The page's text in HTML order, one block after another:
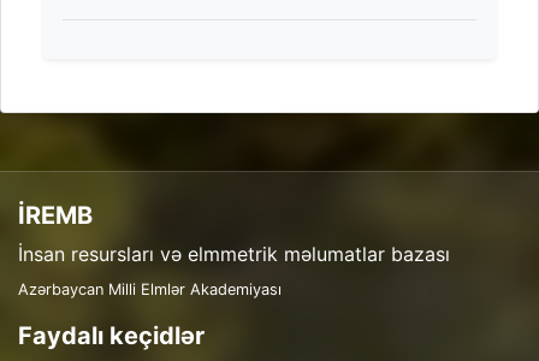
İREMB
İnsan resursları və elmmetrik məlumatlar bazası
Azərbaycan Milli Elmlər Akademiyası
Faydalı keçidlər